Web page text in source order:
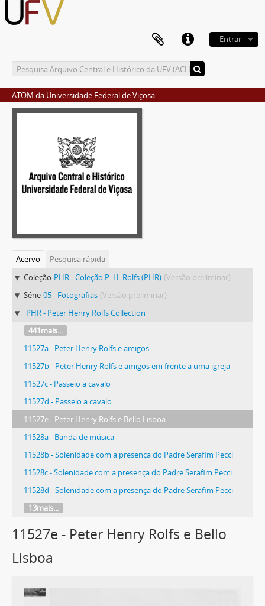
Entrar
ATOM da Universidade Federal de Viçosa
Acervo
Pesquisa rápida
Coleção PHR - Coleção P. H. Rolfs (PHR) (Versão preliminar)
Série 05 - Fotografias (Versão preliminar)
PHR - Peter Henry Rolfs Collection
441mais...
11527a - Peter Henry Rolfs e amigos
11527b - Peter Henry Rolfs e amigos em frente a uma igreja
11527c - Passeio a cavalo
11527d - Passeio a cavalo
11527e - Peter Henry Rolfs e Bello Lisboa
11528a - Banda de música
11528b - Solenidade com a presença do Padre Serafim Pecci
11528c - Solenidade com a presença do Padre Serafim Pecci
11528d - Solenidade com a presença do Padre Serafim Pecci
13mais...
11527e - Peter Henry Rolfs e Bello
Lisboa